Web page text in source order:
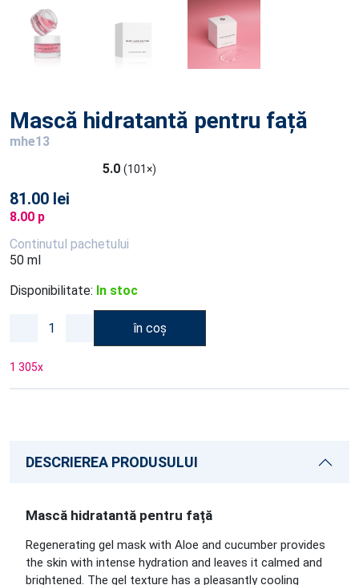
Mască hidratantă pentru față
mhe13
5.0 (101×)
81.00 lei
8.00 p
Continutul pachetului
50 ml
Disponibilitate: In stoc
în coș
1 305x
DESCRIEREA PRODUSULUI
Mască hidratantă pentru față
Regenerating gel mask with Aloe and cucumber provides
the skin with intense hydration and leaves it calmed and
brightened. The gel texture has a pleasantly cooling